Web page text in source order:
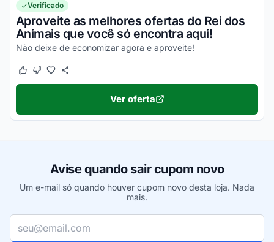
Verificado
Aproveite as melhores ofertas do Rei dos
Animais que você só encontra aqui!
Não deixe de economizar agora e aproveite!
Este cupom funcionou
Este cupom não funcionou
Ver oferta
Avise quando sair cupom novo
Um e-mail só quando houver cupom novo desta loja. Nada
mais.
Seu e-mail